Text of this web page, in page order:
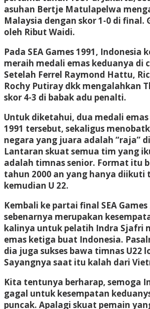
asuhan Bertje Matulapelwa
Malaysia dengan skor 1-0 di final.
oleh Ribut Waidi.
Pada SEA Games 1991, Indonesia
meraih medali emas keduanya di
Setelah Ferrel Raymond Hattu,
Rochy Putiray dkk mengalahkan
skor 4-3 di babak adu penalti.
Untuk diketahui, dua medali
1991 tersebut, sekaligus
negara yang juara adalah “raja”
Lantaran skuat semua tim yang
adalah timnas senior. Format itu
tahun 2000 an yang hanya diikuti
kemudian U 22.
Kembali ke partai final SEA Games
sebenarnya merupakan
kalinya untuk pelatih Indra Sjafri
emas ketiga buat Indonesia.
dia juga sukses bawa timnas U22
Sayangnya saat itu kalah dari
Kita tentunya berharap, semoga
gagal untuk kesempatan
puncak. Apalagi skuat pemain